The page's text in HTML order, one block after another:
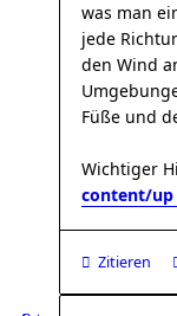
was man
jede
den Wind
Füße und
Wichtiger
content/up
Zitieren